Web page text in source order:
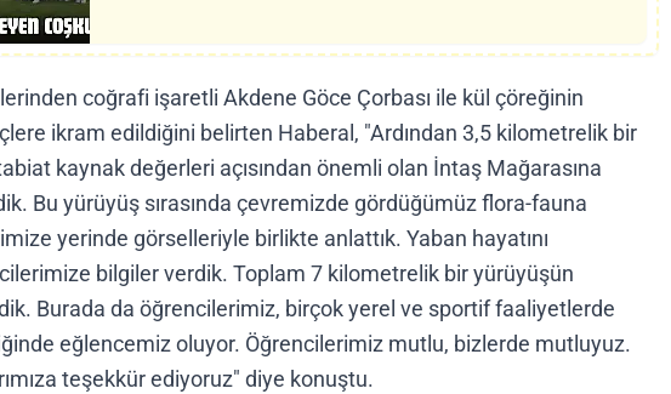
coğrafi işaretli Akdene Göce Çorbası ile kül çöreğinin
ikram edildiğini belirten Haberal, "Ardından 3,5 kilometrelik bir
kaynak değerleri açısından önemli olan İntaş Mağarasına
Bu yürüyüş sırasında çevremizde gördüğümüz flora-fauna
yerinde görselleriyle birlikte anlattık. Yaban hayatını
bilgiler verdik. Toplam 7 kilometrelik bir yürüyüşün
Burada da öğrencilerimiz, birçok yerel ve sportif faaliyetlerde
eğlencemiz oluyor. Öğrencilerimiz mutlu, bizlerde mutluyuz.
teşekkür ediyoruz" diye konuştu.